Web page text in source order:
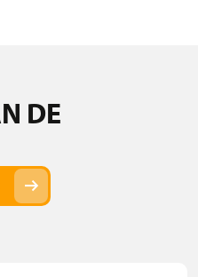
DE
arrow_right_alt